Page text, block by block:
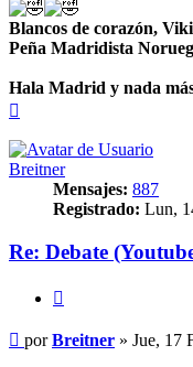
Blancos de corazón,
Peña Madridista
Hala Madrid y nada
Breitner
Mensajes: 887
Registrado: Lun,
Re: Debate
Mensaje
porBreitner » Jue, 17